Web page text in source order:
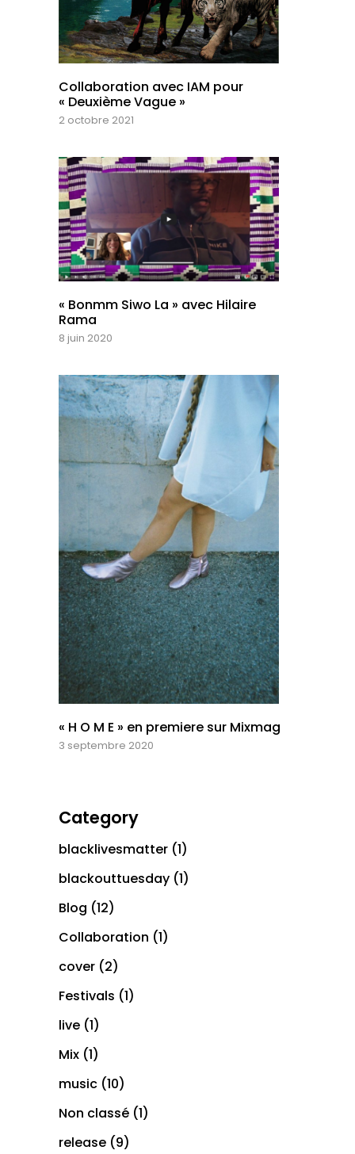
Collaboration avec IAM pour
« Deuxième Vague »
2 octobre 2021
« Bonmm Siwo La » avec Hilaire
Rama
8 juin 2020
« H O M E » en premiere sur Mixmag
3 septembre 2020
Category
blacklivesmatter (1)
blackouttuesday (1)
Blog (12)
Collaboration (1)
cover (2)
Festivals (1)
live (1)
Mix (1)
music (10)
Non classé (1)
release (9)